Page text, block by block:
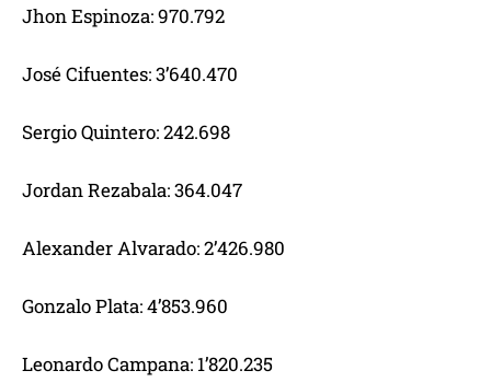
Jhon Espinoza: 970.792
José Cifuentes: 3’640.470
Sergio Quintero: 242.698
Jordan Rezabala: 364.047
Alexander Alvarado: 2’426.980
Gonzalo Plata: 4’853.960
Leonardo Campana: 1’820.235